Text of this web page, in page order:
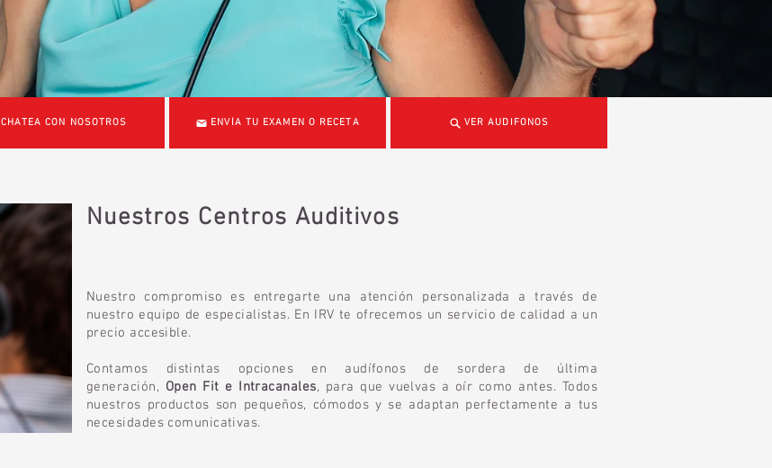
CHATEA CON NOSOTROS ENVÍA TU EXAMEN O RECETA VER AUDIFONOS
Nuestros Centros Auditivos
Nuestro compromiso es entregarte una atención personalizada a través de
nuestro equipo de especialistas. En IRV te ofrecemos un servicio de calidad a un
precio accesible.
Contamos distintas opciones en audífonos de sordera de última
generación, Open Fit e Intracanales, para que vuelvas a oír como antes. Todos
nuestros productos son pequeños, cómodos y se adaptan perfectamente a tus
necesidades comunicativas.